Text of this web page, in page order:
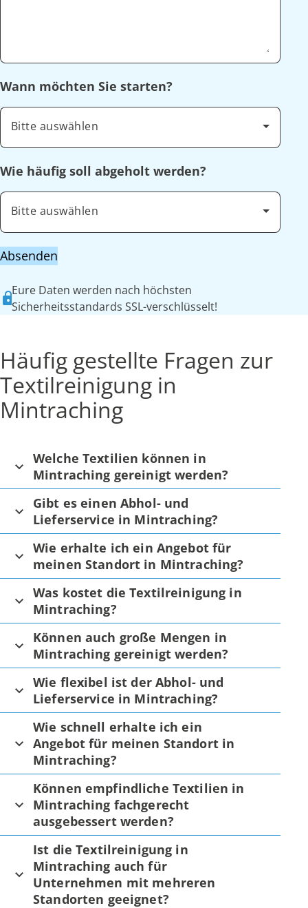
Wann möchten Sie starten?
Bitte auswählen
Wie häufig soll abgeholt werden?
Bitte auswählen
Absenden
Eure Daten werden nach höchsten
Sicherheitsstandards SSL-verschlüsselt!
Häufig gestellte Fragen zur
Textilreinigung in
Mintraching
Welche Textilien können in
Mintraching gereinigt werden?
Gibt es einen Abhol- und
Lieferservice in Mintraching?
Wie erhalte ich ein Angebot für
meinen Standort in Mintraching?
Was kostet die Textilreinigung in
Mintraching?
Können auch große Mengen in
Mintraching gereinigt werden?
Wie flexibel ist der Abhol- und
Lieferservice in Mintraching?
Wie schnell erhalte ich ein
Angebot für meinen Standort in
Mintraching?
Können empfindliche Textilien in
Mintraching fachgerecht
ausgebessert werden?
Ist die Textilreinigung in
Mintraching auch für
Unternehmen mit mehreren
Standorten geeignet?